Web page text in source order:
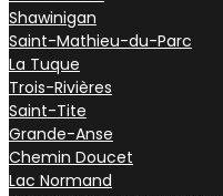
Shawinigan
Saint-Mathieu-du-Parc
La Tuque
Trois-Rivières
Saint-Tite
Grande-Anse
Chemin Doucet
Lac Normand